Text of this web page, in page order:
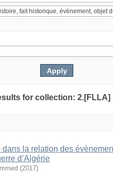
for collection: 2.[FLLA]
dans la relation des
d’Algérie
(2017)